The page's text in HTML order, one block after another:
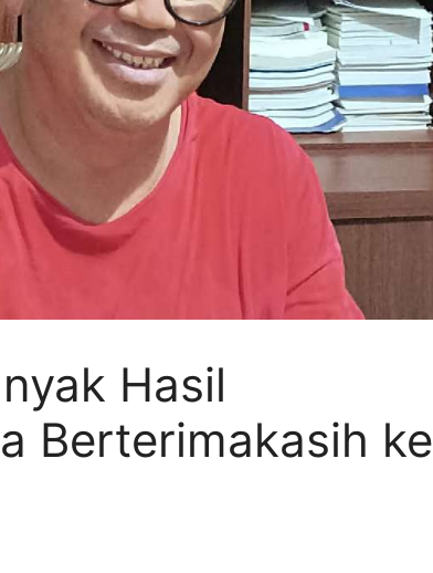
Hasil
Berterimakasih ke